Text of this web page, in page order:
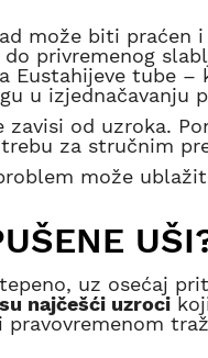
može biti praćen i
privremenog
Eustahijeve tube –
u izjednačavanju
od uzroka.
za stručnim
može
uz osećaj
najčešći uzroci